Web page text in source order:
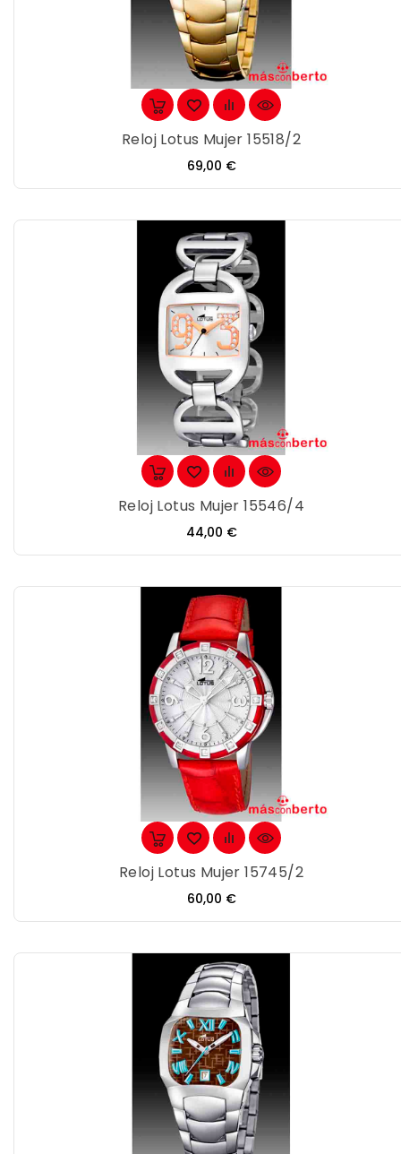
Reloj Lotus Mujer 15518/2
Precio
69,00 €
Reloj Lotus Mujer 15546/4
Precio
44,00 €
Reloj Lotus Mujer 15745/2
Precio
60,00 €